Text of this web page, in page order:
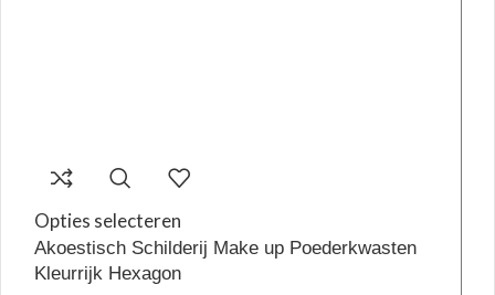
Opties selecteren
Akoestisch Schilderij Make up Poederkwasten
Kleurrijk Hexagon